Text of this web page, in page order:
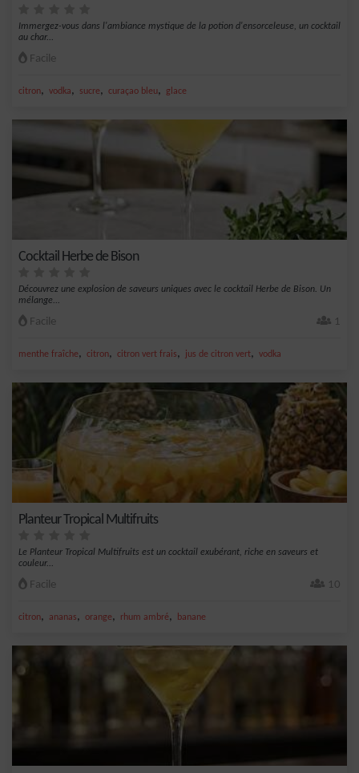
Immergez-vous dans l'ambiance mystique de la potion d'ensorceleuse, un cocktail
au char...
Facile
citron, vodka, sucre, curaçao bleu, glace
Cocktail Herbe de Bison
Découvrez une explosion de saveurs uniques avec le cocktail Herbe de Bison. Un
mélange...
Facile 1
menthe fraîche, citron, citron vert frais, jus de citron vert, vodka
Planteur Tropical Multifruits
Le Planteur Tropical Multifruits est un cocktail exubérant, riche en saveurs et
couleur...
Facile 10
citron, ananas, orange, rhum ambré, banane